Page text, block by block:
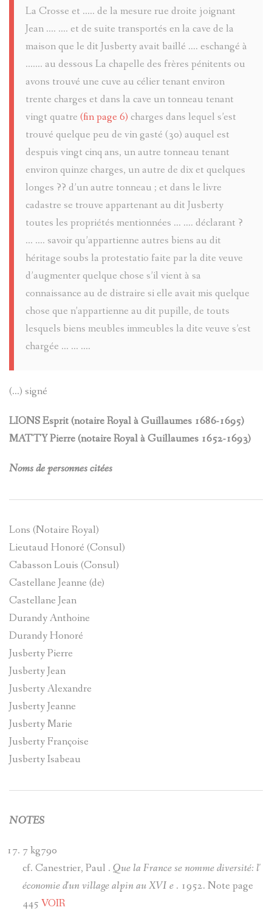
La Crosse et ..... de la mesure rue droite joignant
Jean .... .... et de suite transportés en la cave de la
maison que le dit Jusberty avait baillé .... eschangé à
....... au dessous La chapelle des frères pénitents ou
avons trouvé une cuve au célier tenant environ
trente charges et dans la cave un tonneau tenant
vingt quatre (fin page 6) charges dans lequel s’est
trouvé quelque peu de vin gasté (30) auquel est
despuis vingt cinq ans, un autre tonneau tenant
environ quinze charges, un autre de dix et quelques
longes ?? d’un autre tonneau ; et dans le livre
cadastre se trouve appartenant au dit Jusberty
toutes les propriétés mentionnées ... .... déclarant ?
... .... savoir qu’appartienne autres biens au dit
héritage soubs la protestatio faite par la dite veuve
d’augmenter quelque chose s’il vient à sa
connaissance au de distraire si elle avait mis quelque
chose que n’appartienne au dit pupille, de touts
lesquels biens meubles immeubles la dite veuve s’est
chargée ... ... ....
(...) signé
LIONS Esprit (notaire Royal à Guillaumes 1686-1695)
MATTY Pierre (notaire Royal à Guillaumes 1652-1693)
Noms de personnes citées
Lons (Notaire Royal)
Lieutaud Honoré (Consul)
Cabasson Louis (Consul)
Castellane Jeanne (de)
Castellane Jean
Durandy Anthoine
Durandy Honoré
Jusberty Pierre
Jusberty Jean
Jusberty Alexandre
Jusberty Jeanne
Jusberty Marie
Jusberty Françoise
Jusberty Isabeau
NOTES
7 kg790
cf. Canestrier, Paul .Que la France se nomme diversité: l'
économie d'un village alpin au XVI e . 1952. Note page
445VOIR